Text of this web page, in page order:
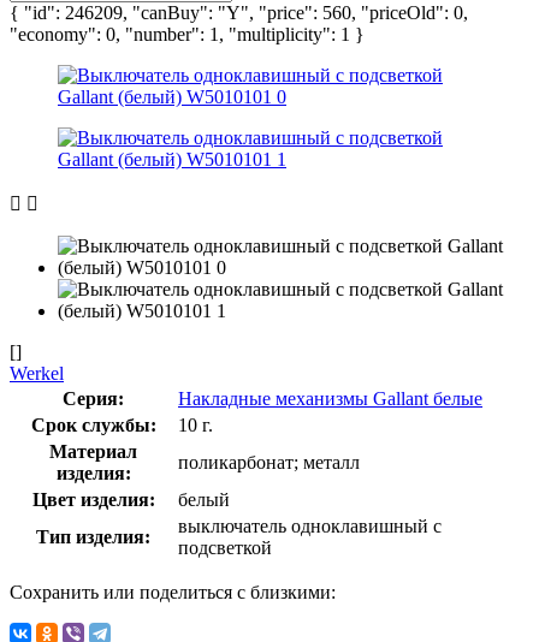
{ "id": 246209, "canBuy": "Y", "price": 560, "priceOld": 0,
"economy": 0, "number": 1, "multiplicity": 1 }
[]
Werkel
Серия:
Накладные механизмы Gallant белые
Срок службы:
10 г.
Материал
изделия:
поликарбонат; металл
Цвет изделия:
белый
Тип изделия:
выключатель одноклавишный с
подсветкой
Сохранить или поделиться с близкими: